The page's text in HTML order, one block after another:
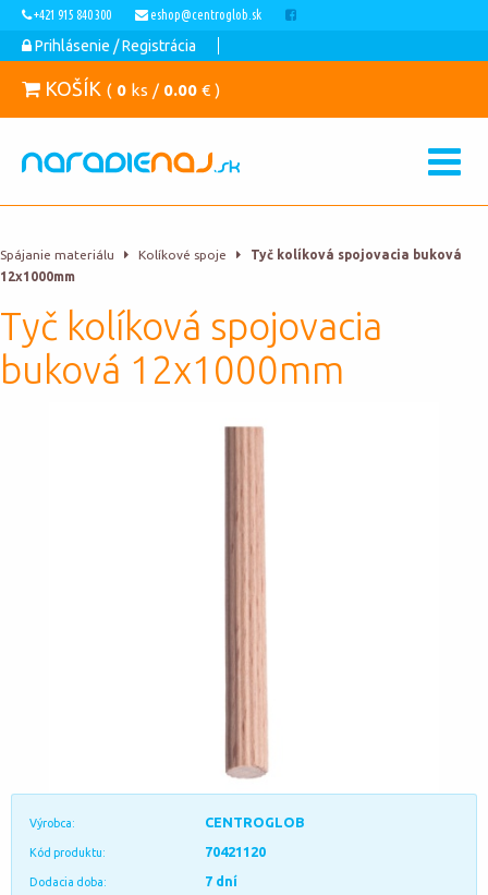
+421 915 840 300 eshop@centroglob.sk
Prihlásenie / Registrácia
KOŠÍK ( 0 ks / 0.00 € )
Spájanie materiálu Kolíkové spoje
Tyč kolíková spojovacia buková
12x1000mm
Tyč kolíková spojovacia
buková 12x1000mm
Výrobca: CENTROGLOB
Kód produktu: 70421120
Dodacia doba: 7 dní